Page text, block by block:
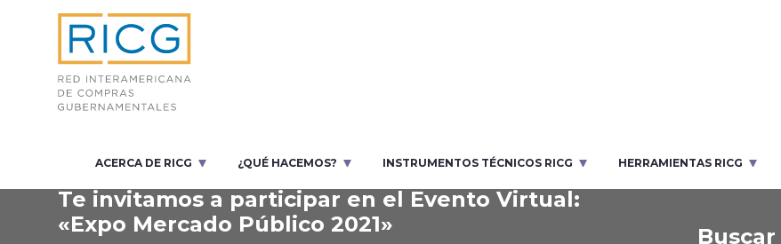
ACERCA DE RICG ¿QUÉ HACEMOS? INSTRUMENTOS TÉCNICOS RICG HERRAMIENTAS RICG
Te invitamos a participar en el Evento Virtual:
«Expo Mercado Público 2021»
Buscar